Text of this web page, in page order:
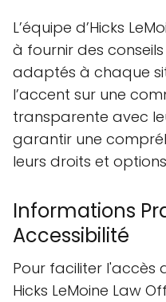
L’équipe d’Hicks
à fournir des
adaptés à chaque
l’accent sur une
transparente avec
garantir une
leurs droits et
Informations
Accessibilité
Pour faciliter l'accès
Hicks LeMoine Law